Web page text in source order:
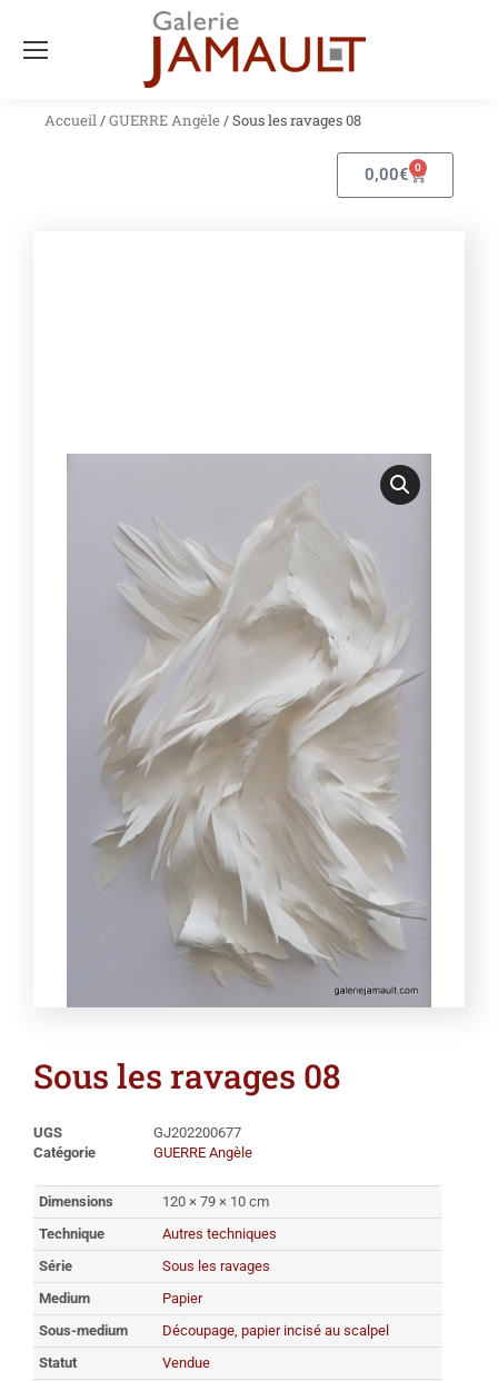
Accueil/GUERRE Angèle/ Sous les ravages 08
0,00€ 0
Sous les ravages 08
UGS
GJ202200677
Catégorie
GUERRE Angèle
Dimensions
120 × 79 × 10 cm
Technique
Autres techniques
Série
Sous les ravages
Medium
Papier
Sous-medium
Découpage, papier incisé au scalpel
Statut
Vendue